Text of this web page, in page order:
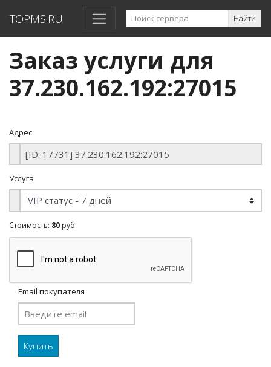
TOPMS.RU Найти
Заказ услуги для
37.230.162.192:27015
Адрес
Услуга
Стоимость: 80 руб.
Email покупателя